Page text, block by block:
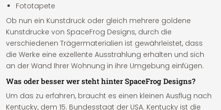
Fototapete
Ob nun ein Kunstdruck oder gleich mehrere goldene
Kunstdrucke von SpaceFrog Designs, durch die
verschiedenen Trägermaterialien ist gewährleistet, dass
die Werke eine exzellente Ausstrahlung erhalten und sich
an der Wand Ihrer Wohnung in ihre Umgebung einfügen.
Was oder besser wer steht hinter SpaceFrog Designs?
Um das zu erfahren, braucht es einen kleinen Ausflug nach
Kentucky, dem 15. Bundesstaat der USA. Kentucky ist die